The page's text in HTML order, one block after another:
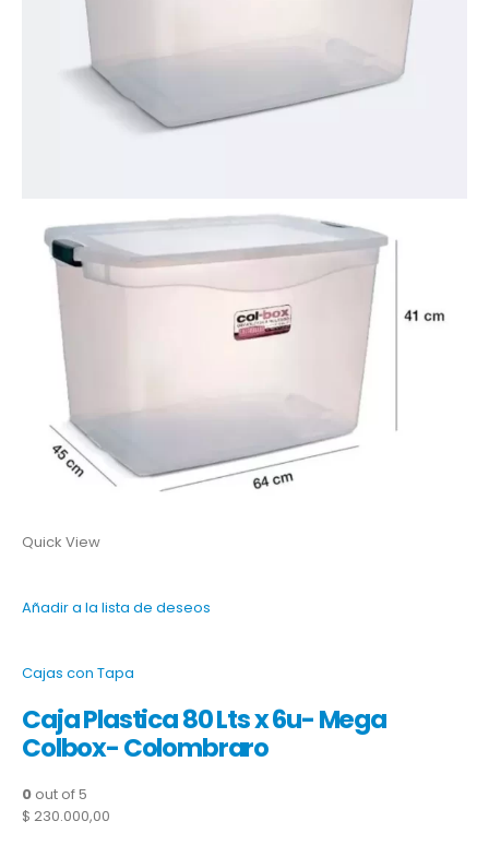
Quick View
Añadir a la lista de deseos
Cajas con Tapa
Caja Plastica 80 Lts x 6u- Mega
Colbox- Colombraro
0 out of 5
$ 230.000,00